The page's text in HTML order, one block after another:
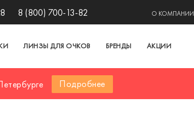
8 (800) 700-13-82 О КОМПАНИИ
ЛИНЗЫ ДЛЯ ОЧКОВ БРЕНДЫ АКЦИИ
Подробнее